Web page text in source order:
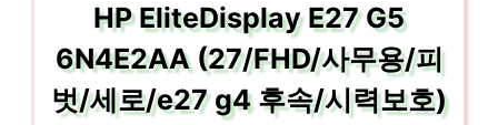
HP EliteDisplay E27 G5
6N4E2AA (27/FHD/사무용/피
벗/세로/e27 g4 후속/시력보호)